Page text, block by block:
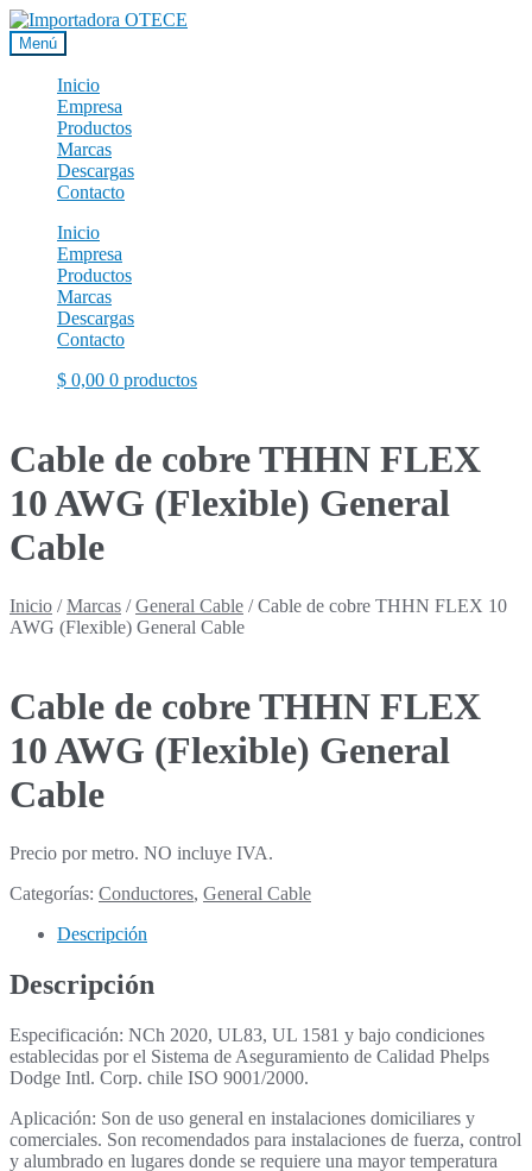
Ir
a
la
navegación
Ir
al
contenido
Menú
Inicio
Empresa
Productos
Marcas
Descargas
Contacto
Inicio
Empresa
Productos
Marcas
Descargas
Contacto
$ 0,00 0 productos
Cable de cobre THHN FLEX
10 AWG (Flexible) General
Cable
Inicio /Marcas /General Cable /Cable de cobre THHN FLEX 10
AWG (Flexible) General Cable
Cable de cobre THHN FLEX
10 AWG (Flexible) General
Cable
Precio por metro. NO incluye IVA.
Categorías: Conductores, General Cable
Descripción
Descripción
Especificación: NCh 2020, UL83, UL 1581 y bajo condiciones
establecidas por el Sistema de Aseguramiento de Calidad Phelps
Dodge Intl. Corp. chile ISO 9001/2000.
Aplicación: Son de uso general en instalaciones domiciliares y
comerciales. Son recomendados para instalaciones de fuerza, control
y alumbrado en lugares donde se requiere una mayor temperatura